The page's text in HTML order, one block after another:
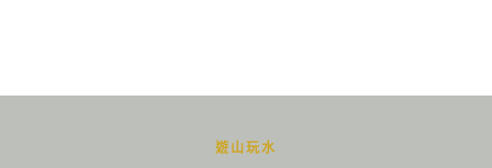
遊山玩水